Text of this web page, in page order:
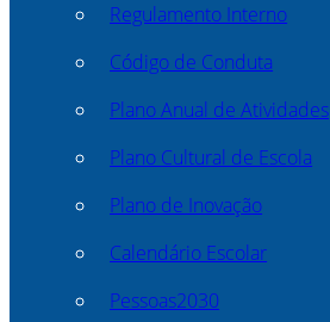
Regulamento Interno
Código de Conduta
Plano Anual de Atividades
Plano Cultural de Escola
Plano de Inovação
Calendário Escolar
Pessoas2030